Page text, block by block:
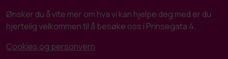
Ønsker du å vite mer om hva vi kan hjelpe deg med er du
hjertelig velkommen til å besøke oss i Prinsegata 4.
Cookies og personvern